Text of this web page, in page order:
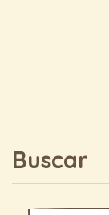
Buscar